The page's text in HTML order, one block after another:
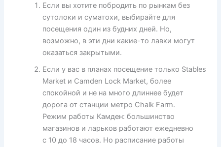
Если вы хотите побродить по рынкам без
сутолоки и суматохи, выбирайте для
посещения один из будних дней. Но,
возможно, в эти дни какие-то лавки могут
оказаться закрытыми.
Если у вас в планах посещение только Stables
Market и Camden Lock Market, более
спокойной и не на много длиннее будет
дорога от станции метро Chalk Farm.
Режим работы Камден: большинство
магазинов и ларьков работают ежедневно
с 10 до 18 часов. Но расписание работы